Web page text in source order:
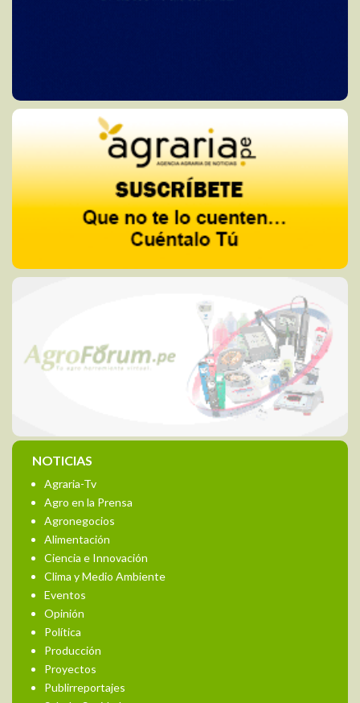
NOTICIAS
Agraria-Tv
Agro en la Prensa
Agronegocios
Alimentación
Ciencia e Innovación
Clima y Medio Ambiente
Eventos
Opinión
Política
Producción
Proyectos
Publirreportajes